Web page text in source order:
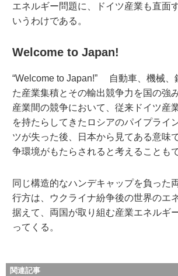
エネルギー問題に、ドイツ産業も直面
いうわけである。
Welcome to Japan!
“Welcome to Japan!” 自動車、機械、
た産業集積とその輸出競争力を国の強
産業間の競争において、従来ドイツ産
を持たらしてきたロシアのパイプライ
ツが失った後、日本から見てある意味
争環境がもたらされると考えることも
同じ構造的なハンデキャップを負った
行方は、ウクライナ紛争後の世界のエ
据えて、両国が取り組む産業エネルギ
ってくる。
関連記事